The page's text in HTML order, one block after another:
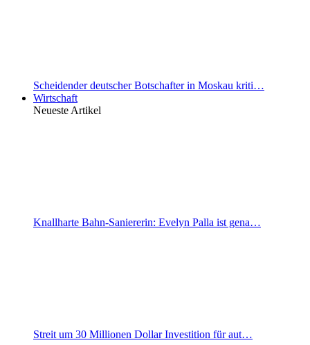
Scheidender deutscher Botschafter in Moskau kriti…
Wirtschaft
Neueste Artikel
Knallharte Bahn-Saniererin: Evelyn Palla ist gena…
Streit um 30 Millionen Dollar Investition für aut…